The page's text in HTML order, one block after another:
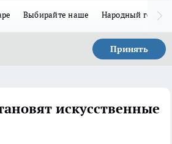
Выбирайте наше Народный герой
Принять
искусственные